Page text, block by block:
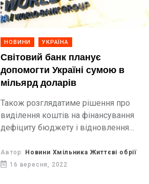
НОВИНИ УКРАЇНА
Світовий банк планує
допомогти Україні сумою в
мільярд доларів
Також розглядатиме рішення про
виділення коштів на фінансування
дефіциту бюджету і відновлення
Автор: Новини Хмільника Життєві обрії
16 вересня, 2022